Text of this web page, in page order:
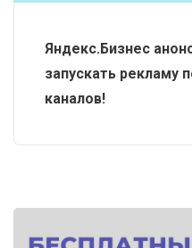
Яндекс.Бизнес
запускать рекламу
каналов!